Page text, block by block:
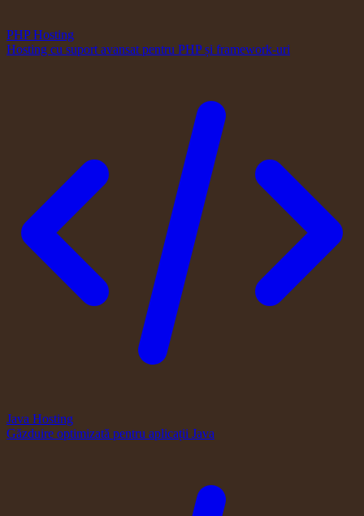
PHP Hosting
Hosting cu suport avansat pentru PHP și framework-uri
Java Hosting
Găzduire optimizată pentru aplicații Java